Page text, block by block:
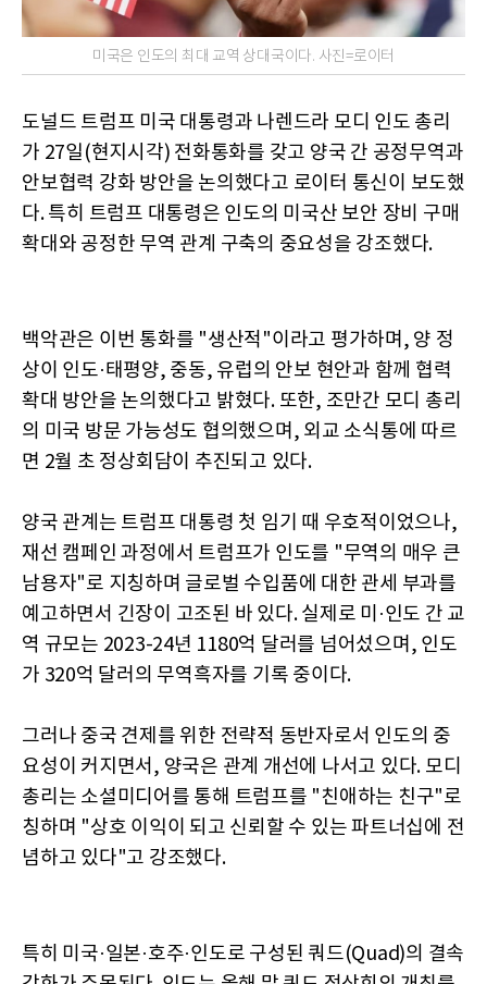
미국은 인도의 최대 교역 상대국이다. 사진=로이터
도널드 트럼프 미국 대통령과 나렌드라 모디 인도 총리
가 27일(현지시각) 전화통화를 갖고 양국 간 공정무역과
안보협력 강화 방안을 논의했다고 로이터 통신이 보도했
다. 특히 트럼프 대통령은 인도의 미국산 보안 장비 구매
확대와 공정한 무역 관계 구축의 중요성을 강조했다.
백악관은 이번 통화를 "생산적"이라고 평가하며, 양 정
상이 인도·태평양, 중동, 유럽의 안보 현안과 함께 협력
확대 방안을 논의했다고 밝혔다. 또한, 조만간 모디 총리
의 미국 방문 가능성도 협의했으며, 외교 소식통에 따르
면 2월 초 정상회담이 추진되고 있다.
양국 관계는 트럼프 대통령 첫 임기 때 우호적이었으나,
재선 캠페인 과정에서 트럼프가 인도를 "무역의 매우 큰
남용자"로 지칭하며 글로벌 수입품에 대한 관세 부과를
예고하면서 긴장이 고조된 바 있다. 실제로 미·인도 간 교
역 규모는 2023-24년 1180억 달러를 넘어섰으며, 인도
가 320억 달러의 무역흑자를 기록 중이다.
그러나 중국 견제를 위한 전략적 동반자로서 인도의 중
요성이 커지면서, 양국은 관계 개선에 나서고 있다. 모디
총리는 소셜미디어를 통해 트럼프를 "친애하는 친구"로
칭하며 "상호 이익이 되고 신뢰할 수 있는 파트너십에 전
념하고 있다"고 강조했다.
특히 미국·일본·호주·인도로 구성된 쿼드(Quad)의 결속